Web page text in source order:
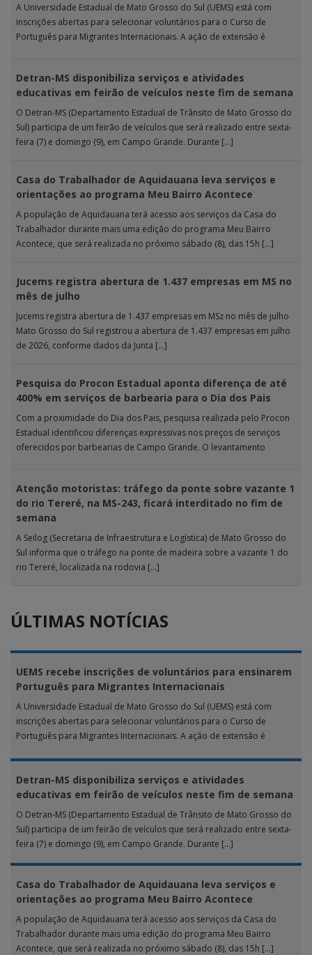
A Universidade Estadual de Mato Grosso do Sul (UEMS) está com
inscrições abertas para selecionar voluntários para o Curso de
Português para Migrantes Internacionais. A ação de extensão é
Detran-MS disponibiliza serviços e atividades
educativas em feirão de veículos neste fim de semana
O Detran-MS (Departamento Estadual de Trânsito de Mato Grosso do
Sul) participa de um feirão de veículos que será realizado entre sexta-
feira (7) e domingo (9), em Campo Grande. Durante […]
Casa do Trabalhador de Aquidauana leva serviços e
orientações ao programa Meu Bairro Acontece
A população de Aquidauana terá acesso aos serviços da Casa do
Trabalhador durante mais uma edição do programa Meu Bairro
Acontece, que será realizada no próximo sábado (8), das 15h […]
Jucems registra abertura de 1.437 empresas em MS no
mês de julho
Jucems registra abertura de 1.437 empresas em MSz no mês de julho
Mato Grosso do Sul registrou a abertura de 1.437 empresas em julho
de 2026, conforme dados da Junta […]
Pesquisa do Procon Estadual aponta diferença de até
400% em serviços de barbearia para o Dia dos Pais
Com a proximidade do Dia dos Pais, pesquisa realizada pelo Procon
Estadual identificou diferenças expressivas nos preços de serviços
oferecidos por barbearias de Campo Grande. O levantamento
Atenção motoristas: tráfego da ponte sobre vazante 1
do rio Tereré, na MS-243, ficará interditado no fim de
semana
A Seilog (Secretaria de Infraestrutura e Logística) de Mato Grosso do
Sul informa que o tráfego na ponte de madeira sobre a vazante 1 do
rio Tereré, localizada na rodovia […]
ÚLTIMAS NOTÍCIAS
UEMS recebe inscrições de voluntários para ensinarem
Português para Migrantes Internacionais
A Universidade Estadual de Mato Grosso do Sul (UEMS) está com
inscrições abertas para selecionar voluntários para o Curso de
Português para Migrantes Internacionais. A ação de extensão é
Detran-MS disponibiliza serviços e atividades
educativas em feirão de veículos neste fim de semana
O Detran-MS (Departamento Estadual de Trânsito de Mato Grosso do
Sul) participa de um feirão de veículos que será realizado entre sexta-
feira (7) e domingo (9), em Campo Grande. Durante […]
Casa do Trabalhador de Aquidauana leva serviços e
orientações ao programa Meu Bairro Acontece
A população de Aquidauana terá acesso aos serviços da Casa do
Trabalhador durante mais uma edição do programa Meu Bairro
Acontece, que será realizada no próximo sábado (8), das 15h […]